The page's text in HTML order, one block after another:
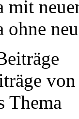
mit
ohne
Thema